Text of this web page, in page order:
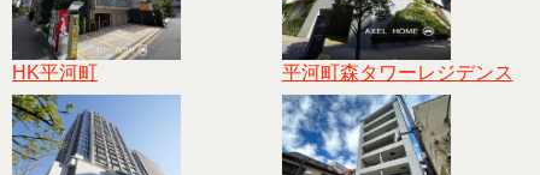
HK平河町 平河町森タワーレジデンス